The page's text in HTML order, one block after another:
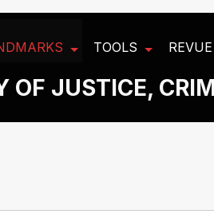
TOOLS REVUE
OF JUSTICE,